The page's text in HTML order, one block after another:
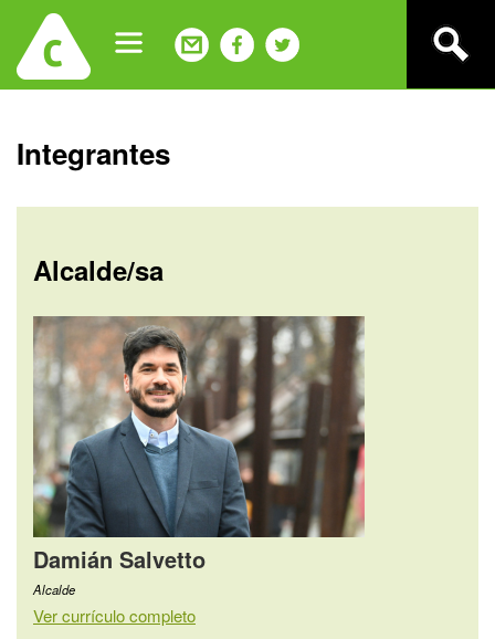
navigation
Back
to
Integrantes
Alcalde/sa
Damián Salvetto
Alcalde
Ver currículo completo